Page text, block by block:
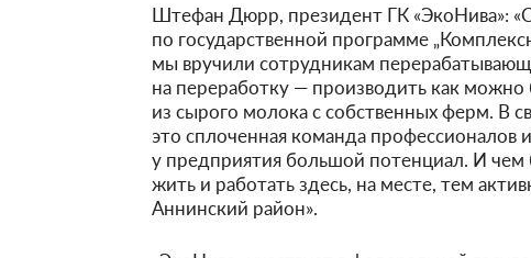
Штефан Дюрр, президент ГК «ЭкоНива»:
по государственной программе
мы вручили сотрудникам
на переработку — производить как
из сырого молока с собственных ферм. В
это сплоченная команда
у предприятия большой потенциал. И
жить и работать здесь, на месте, тем
Аннинский район».